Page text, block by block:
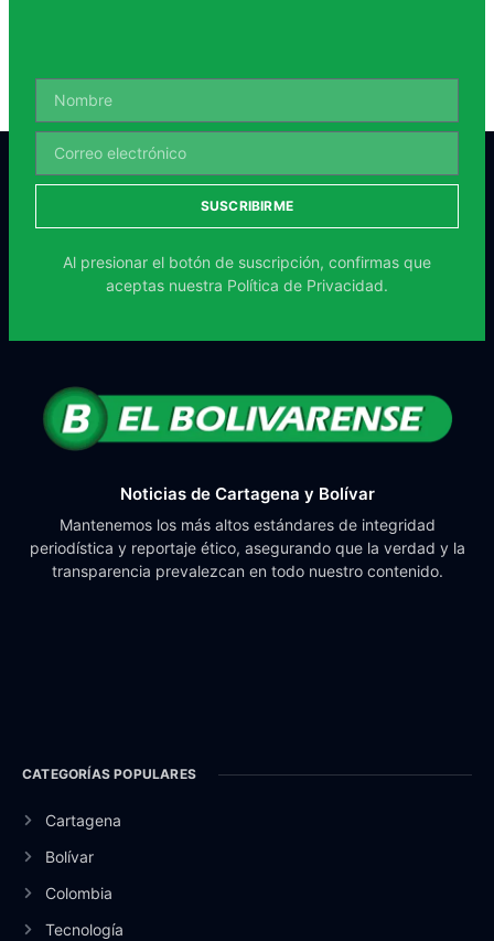
SUSCRIBIRME
Al presionar el botón de suscripción, confirmas que
aceptas nuestra Política de Privacidad.
Noticias de Cartagena y Bolívar
Mantenemos los más altos estándares de integridad
periodística y reportaje ético, asegurando que la verdad y la
transparencia prevalezcan en todo nuestro contenido.
CATEGORÍAS POPULARES
Cartagena
Bolívar
Colombia
Tecnología